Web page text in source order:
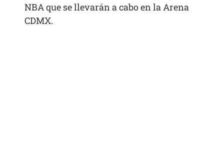
NBA que se llevarán a cabo en la Arena
CDMX.